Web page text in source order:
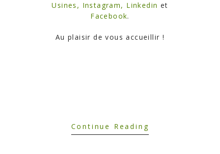
Usines, Instagram, Linkedin et
Facebook.
Au plaisir de vous accueillir !
Continue Reading